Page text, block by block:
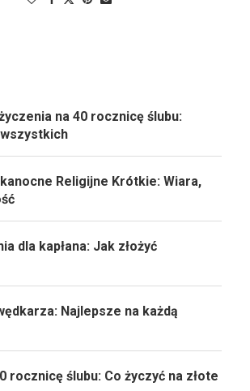
na 40 rocznicę ślubu:
Religijne Krótkie: Wiara,
dla kapłana: Jak złożyć
Najlepsze na każdą
rocznicę ślubu: Co życzyć na złote